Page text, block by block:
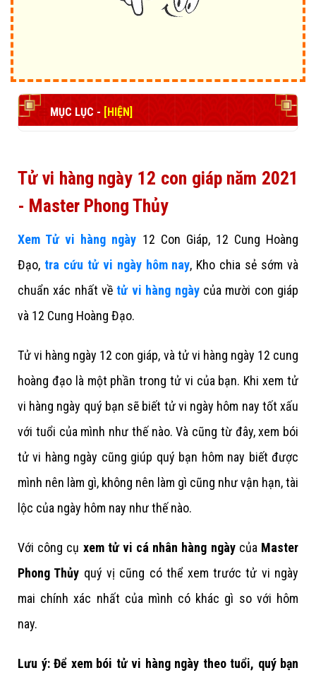
MỤC LỤC - [HIỆN]
Tử vi hàng ngày 12 con giáp năm 2021
- Master Phong Thủy
Xem Tử vi hàng ngày 12 Con Giáp, 12 Cung Hoàng
Đạo, tra cứu tử vi ngày hôm nay, Kho chia sẻ sớm và
chuẩn xác nhất vềtử vi hàng ngàycủa mười con giáp
và 12 Cung Hoàng Đạo.
Tử vi hàng ngày 12 con giáp, và tử vi hàng ngày 12 cung
hoàng đạo là một phần trong tử vi của bạn. Khi xem tử
vi hàng ngày quý bạn sẽ biết tử vi ngày hôm nay tốt xấu
với tuổi của mình như thế nào. Và cũng từ đây, xem bói
tử vi hàng ngày cũng giúp quý bạn hôm nay biết được
mình nên làm gì, không nên làm gì cũng như vận hạn, tài
lộc của ngày hôm nay như thế nào.
Với công cụ xem tử vi cá nhân hàng ngàycủa Master
Phong Thủy quý vị cũng có thể xem trước tử vi ngày
mai chính xác nhất của mình có khác gì so với hôm
nay.
Lưu ý: Để xem bói tử vi hàng ngày theo tuổi, quý bạn